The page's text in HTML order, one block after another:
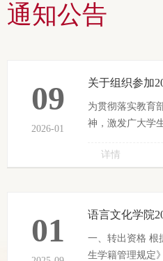
通知公告
09
2026-01
为贯彻落实教育
神，激发广大学
高等学校外语教
知》，我校将组
语竞赛。现将有
对象河北地质大
科所有年级学生
详情
01
一、转出资格 根
生学籍管理规定